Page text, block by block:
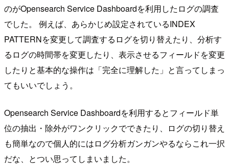
のがOpensearch Service Dashboardを利用したログの調査
でした。 例えば、あらかじめ設定されているINDEX
PATTERNを変更して調査するログを切り替えたり、分析す
るログの時間帯を変更したり、表示させるフィールドを変更
したりと基本的な操作は「完全に理解した」と言ってしまっ
てもいいでしょう。
Opensearch Service Dashboardを利用するとフィールド単
位の抽出・除外がワンクリックでできたり、ログの切り替え
も簡単なので個人的にはログ分析ガンガンやるならこれ一択
だな、とつい思ってしまいました。